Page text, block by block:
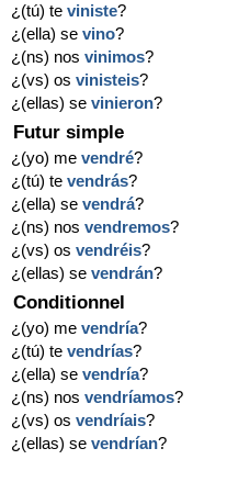
¿(tú) te viniste?
¿(ella) se vino?
¿(ns) nos vinimos?
¿(vs) os vinisteis?
¿(ellas) se vinieron?
Futur simple
¿(yo) me vendré?
¿(tú) te vendrás?
¿(ella) se vendrá?
¿(ns) nos vendremos?
¿(vs) os vendréis?
¿(ellas) se vendrán?
Conditionnel
¿(yo) me vendría?
¿(tú) te vendrías?
¿(ella) se vendría?
¿(ns) nos vendríamos?
¿(vs) os vendríais?
¿(ellas) se vendrían?